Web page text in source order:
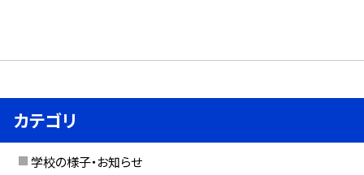
カテゴリ
学校の様子・お知らせ